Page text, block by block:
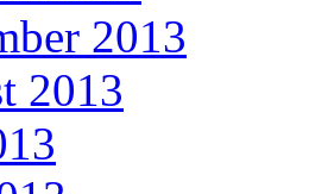
2013
2013